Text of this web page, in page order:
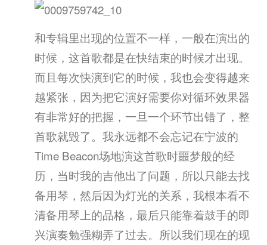
和专辑里出现的位置不一样，一般在演出的
时候，这首歌都是在快结束的时候才出现。
而且每次快演到它的时候，我也会变得越来
越紧张，因为把它演好需要你对循环效果器
有非常好的把握，一旦一个环节出错了，整
首歌就毁了。我永远都不会忘记在宁波的
Time Beacon场地演这首歌时噩梦般的经
历，当时我的吉他出了问题，所以只能去找
备用琴，然后因为灯光的关系，我根本看不
清备用琴上的品格，最后只能靠着鼓手的即
兴演奏勉强糊弄了过去。所以我们现在的现